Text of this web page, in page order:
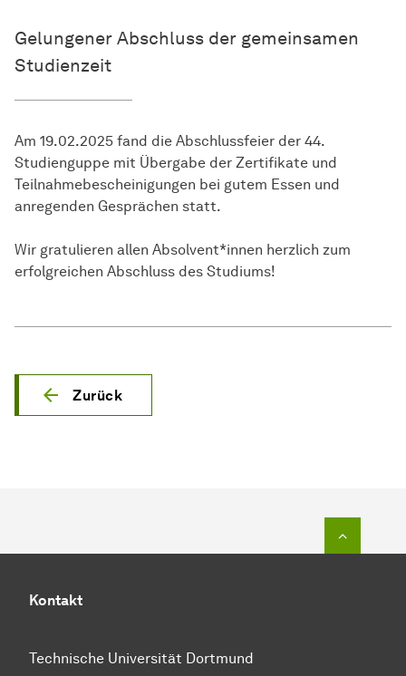
Gelungener Abschluss der gemeinsamen
Studienzeit
Am 19.02.2025 fand die Abschlussfeier der 44.
Studienguppe mit Übergabe der Zertifikate und
Teilnahmebescheinigungen bei gutem Essen und
anregenden Gesprächen statt.
Wir gratulieren allen Absolvent*innen herzlich zum
erfolgreichen Abschluss des Studiums!
Zurück
Kontakt
Technische Universität Dortmund